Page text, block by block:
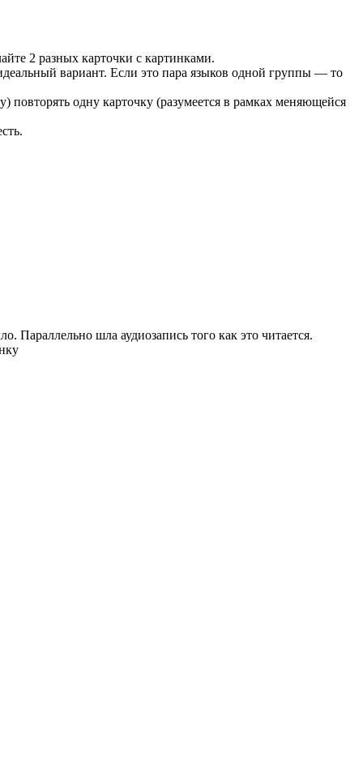
2 разных карточки с картинками.
вариант. Если это пара языков одной группы — то
одну карточку (разумеется в рамках меняющейся
Параллельно шла аудиозапись того как это читается.